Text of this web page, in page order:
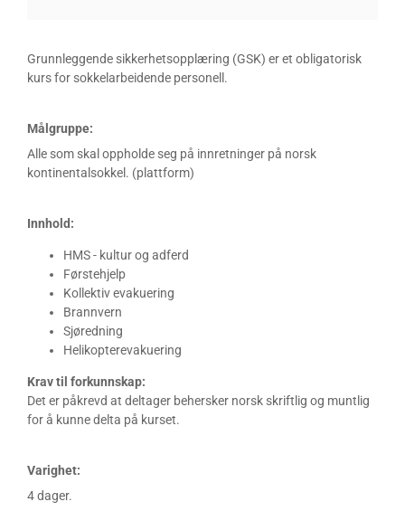
Grunnleggende sikkerhetsopplæring (GSK) er et obligatorisk
kurs for sokkelarbeidende personell.
Målgruppe:
Alle som skal oppholde seg på innretninger på norsk
kontinentalsokkel. (plattform)
Innhold:
HMS - kultur og adferd
Førstehjelp
Kollektiv evakuering
Brannvern
Sjøredning
Helikopterevakuering
Krav til forkunnskap:
Det er påkrevd at deltager behersker norsk skriftlig og muntlig
for å kunne delta på kurset.
Varighet:
4 dager.